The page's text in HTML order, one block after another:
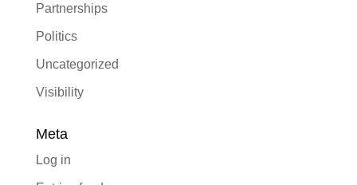
Partnerships
Politics
Uncategorized
Visibility
Meta
Log in